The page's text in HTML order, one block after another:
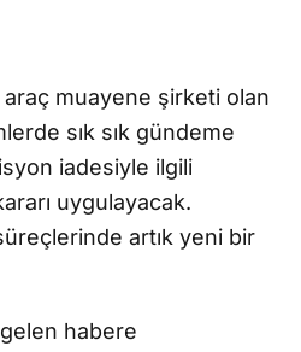
muayene şirketi olan
sık sık gündeme
iadesiyle ilgili
uygulayacak.
artık yeni bir
habere